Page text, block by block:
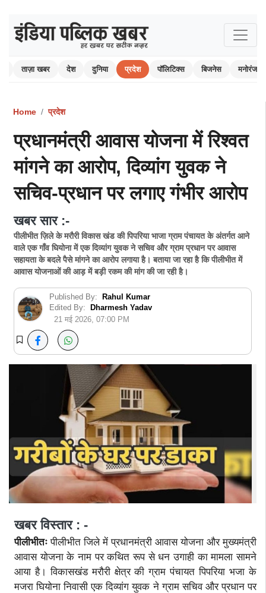
ताज़ा खबर देश दुनिया प्रदेश पॉलिटिक्स बिजनेस मनोरंजन
Home प्रदेश
प्रधानमंत्री आवास योजना में रिश्वत
मांगने का आरोप, दिव्यांग युवक ने
सचिव-प्रधान पर लगाए गंभीर आरोप
खबर सार :-
पीलीभीत ज़िले के मरौरी विकास खंड की पिपरिया भाजा ग्राम पंचायत के अंतर्गत आने
वाले एक गाँव घियोना में एक दिव्यांग युवक ने सचिव और ग्राम प्रधान पर आवास
सहायता के बदले पैसे मांगने का आरोप लगाया है। बताया जा रहा है कि पीलीभीत में
आवास योजनाओं की आड़ में बड़ी रकम की मांग की जा रही है।
Published By:
Rahul Kumar
Edited By:
Dharmesh Yadav
21 मई 2026, 07:00 PM
खबर विस्तार : -
पीलीभीतःपीलीभीत जिले में प्रधानमंत्री आवास योजना और मुख्यमंत्री
आवास योजना के नाम पर कथित रूप से धन उगाही का मामला सामने
आया है। विकासखंड मरौरी क्षेत्र की ग्राम पंचायत पिपरिया भजा के
मजरा घियोना निवासी एक दिव्यांग युवक ने ग्राम सचिव और प्रधान पर